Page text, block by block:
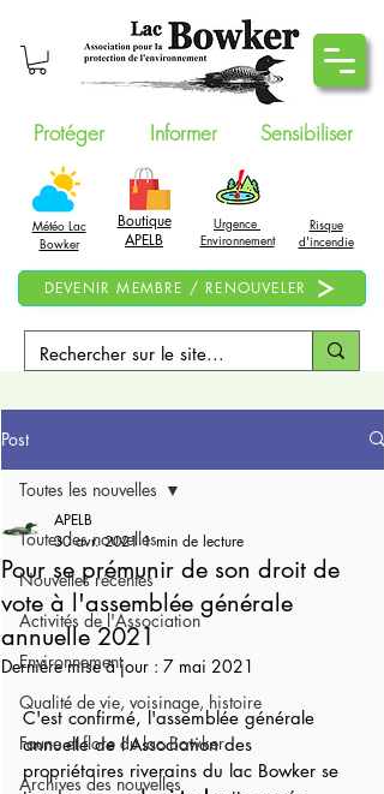
Protéger Informer Sensibiliser
Météo Lac
Bowker
Boutique
APELB
Urgence
Environnement
Risque
d'incendie
DEVENIR MEMBRE / RENOUVELER
Post
Toutes les nouvelles
Nouvelles récentes
Activités de l'Association
Environnement
Qualité de vie, voisinage, histoire
Faune et flore du lac Bowker
Archives des nouvelles
Toutes les nouvelles
Pour se prémunir de son droit de
vote à l'assemblée générale
annuelle 2021
APELB
30 avr. 2021 1 min de lecture
Dernière mise à jour : 7 mai 2021
C'est confirmé, l'assemblée générale
annuelle de l'Association des
propriétaires riverains du lac Bowker se